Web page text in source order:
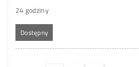
24 godziny
Dostępny